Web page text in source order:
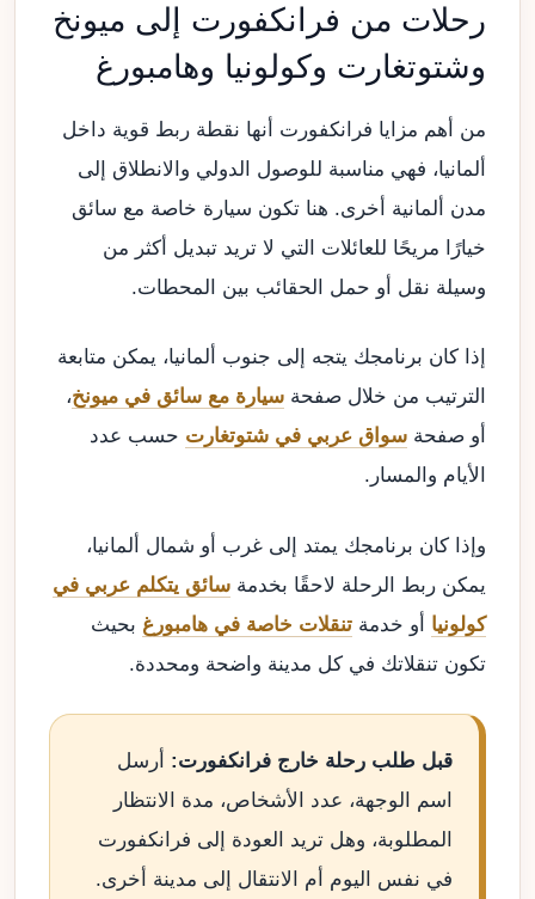
رحلات من فرانكفورت إلى ميونخ
وشتوتغارت وكولونيا وهامبورغ
من أهم مزايا فرانكفورت أنها نقطة ربط قوية داخل
ألمانيا، فهي مناسبة للوصول الدولي والانطلاق إلى
مدن ألمانية أخرى. هنا تكون سيارة خاصة مع سائق
خيارًا مريحًا للعائلات التي لا تريد تبديل أكثر من
وسيلة نقل أو حمل الحقائب بين المحطات.
إذا كان برنامجك يتجه إلى جنوب ألمانيا، يمكن متابعة
الترتيب من خلال صفحة سيارة مع سائق في ميونخ،
أو صفحة سواق عربي في شتوتغارت حسب عدد
الأيام والمسار.
وإذا كان برنامجك يمتد إلى غرب أو شمال ألمانيا،
يمكن ربط الرحلة لاحقًا بخدمة سائق يتكلم عربي في
كولونيا أو خدمة تنقلات خاصة في هامبورغ بحيث
تكون تنقلاتك في كل مدينة واضحة ومحددة.
قبل طلب رحلة خارج فرانكفورت: أرسل
اسم الوجهة، عدد الأشخاص، مدة الانتظار
المطلوبة، وهل تريد العودة إلى فرانكفورت
في نفس اليوم أم الانتقال إلى مدينة أخرى.